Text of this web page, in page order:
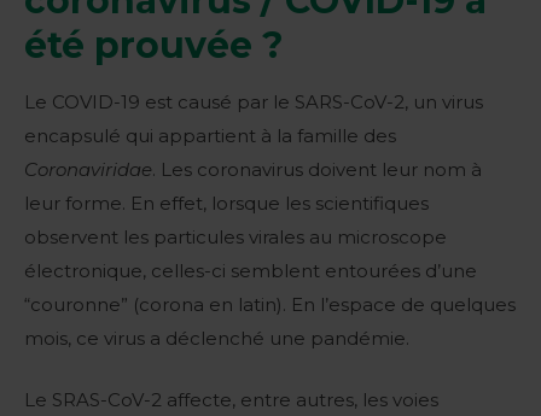
été prouvée ?
Le COVID-19 est causé par le SARS-CoV-2, un virus
encapsulé qui appartient à la famille des
Coronaviridae. Les coronavirus doivent leur nom à
leur forme. En effet, lorsque les scientifiques
observent les particules virales au microscope
électronique, celles-ci semblent entourées d’une
“couronne” (corona en latin). En l’espace de quelques
mois, ce virus a déclenché une pandémie.
Le SRAS-CoV-2 affecte, entre autres, les voies